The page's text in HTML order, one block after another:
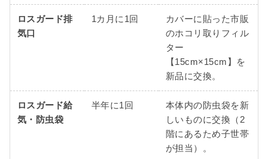
ロスガード排
気口
1カ月に1回
カバーに貼った市販
のホコリ取りフィル
ター
【15cm×15cm】を
新品に交換。
ロスガード給
気・防虫袋
半年に1回
本体内の防虫袋を新
しいものに交換（2
階にあるため子世帯
が担当）。